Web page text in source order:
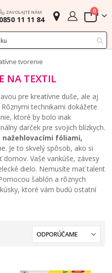
ZAVOLAJTE NÁM
0850 11 11 84 Cart
0
tvorenie
NA TEXTIL
pre kreatívne duše, ale aj
technikami dokážete
ktoré by bolo inak
darček pre svojich blízkych.
fóliami,
Je to skvelý spôsob, ako si
Vaše vankúše, závesy
dielo. Nemusíte mať talent
šablón a rôznych
ktoré vám budú ostatní